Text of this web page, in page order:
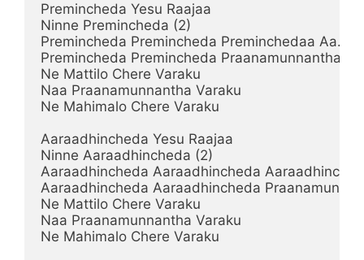
Premincheda Yesu Raajaa
Ninne Premincheda (2)
Premincheda Premincheda Preminchedaa Aa..
Premincheda Premincheda Praanamunnantha
Ne Mattilo Chere Varaku
Naa Praanamunnantha Varaku
Ne Mahimalo Chere Varaku
Aaraadhincheda Yesu Raajaa
Ninne Aaraadhincheda (2)
Aaraadhincheda Aaraadhincheda
Aaraadhincheda Aaraadhincheda
Ne Mattilo Chere Varaku
Naa Praanamunnantha Varaku
Ne Mahimalo Chere Varaku